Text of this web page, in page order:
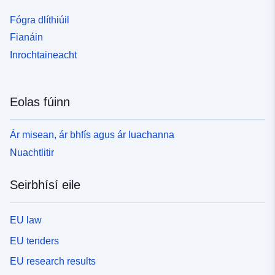
Fógra dlíthiúil
Fianáin
Inrochtaineacht
Eolas fúinn
Ár misean, ár bhfís agus ár luachanna
Nuachtlitir
Seirbhísí eile
EU law
EU tenders
EU research results